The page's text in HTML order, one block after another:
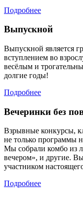
Подробнее
Выпускной
Выпускной является
вступлением во
весёлым и
долгие годы!
Подробнее
Вечеринки без
Взрывные конкурсы,
не только программы
Мы собрали комбо из
вечером», и другие.
участником
Подробнее